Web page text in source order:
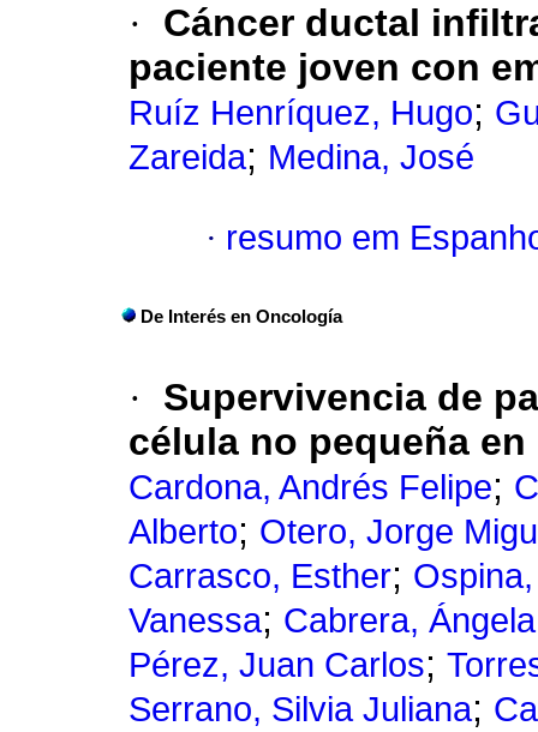
·
Cáncer ductal
paciente joven con
Ruíz Henríquez, Hugo;
Zareida; Medina, José
· resumo em
De Interés en Oncología
·
Supervivencia de
célula no pequeña
Cardona, Andrés Felipe;
Alberto; Otero, Jorge
Carrasco, Esther;
Vanessa; Cabrera,
Pérez, Juan Carlos;
Serrano, Silvia Juliana;